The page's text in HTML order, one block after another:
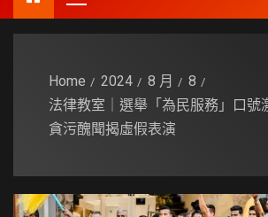
Home 2024 8 月
8
法律教室｜選舉「為民服務」口
貪污醜聞揭虛假表演